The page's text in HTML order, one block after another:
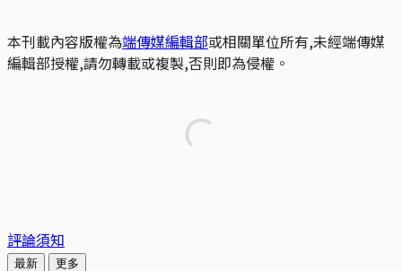
本刊載內容版權為端傳媒編輯部或相關單位所有,未經端傳媒
編輯部授權,請勿轉載或複製,否則即為侵權。
評論須知
最新 更多